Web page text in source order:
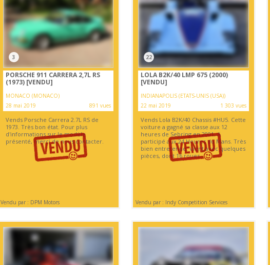
3
PORSCHE 911 CARRERA 2,7L RS
(1973) [VENDU]
MONACO (MONACO)
28 mai 2019
891 vues
Vends Porsche Carrera 2.7L RS de
1973. Très bon état. Pour plus
d'informations sur le modèle
présenté, merci de nous contacter.
Vendu par : DPM Motors
22
LOLA B2K/40 LMP 675 (2000)
[VENDU]
INDIANAPOLIS (ETATS-UNIS (USA))
22 mai 2019
1 303 vues
Vends Lola B2K/40 Chassis #HU5. Cette
voiture a gagné sa classe aux 12
heures de Sebring en 2001. A
participé aux 24 Heures du Mans. Très
bien entretenue. Vient avec quelques
pièces, dont 16 roues.
Vendu par : Indy Competition Services